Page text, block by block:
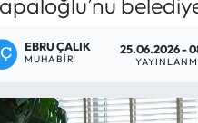
EBRU ÇALIK
MUHABIR
25.06.2026 -
Dakika Haberleri
Haberleri